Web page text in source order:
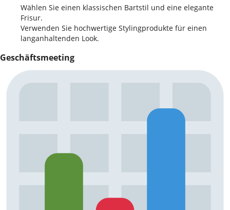
Wählen Sie einen klassischen Bartstil und eine elegante
Frisur.
Verwenden Sie hochwertige Stylingprodukte für einen
langanhaltenden Look.
Geschäftsmeeting